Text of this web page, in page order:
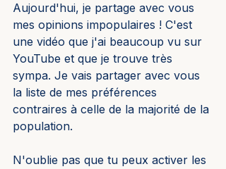
Aujourd'hui, je partage avec vous
mes opinions impopulaires ! C'est
une vidéo que j'ai beaucoup vu sur
YouTube et que je trouve très
sympa. Je vais partager avec vous
la liste de mes préférences
contraires à celle de la majorité de la
population.
N'oublie pas que tu peux activer les